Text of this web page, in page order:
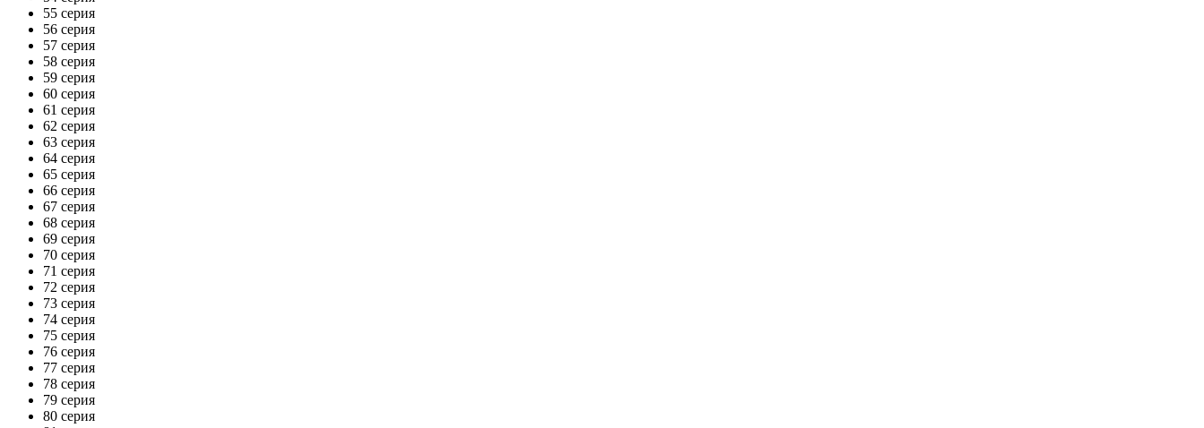
55 серия
56 серия
57 серия
58 серия
59 серия
60 серия
61 серия
62 серия
63 серия
64 серия
65 серия
66 серия
67 серия
68 серия
69 серия
70 серия
71 серия
72 серия
73 серия
74 серия
75 серия
76 серия
77 серия
78 серия
79 серия
80 серия